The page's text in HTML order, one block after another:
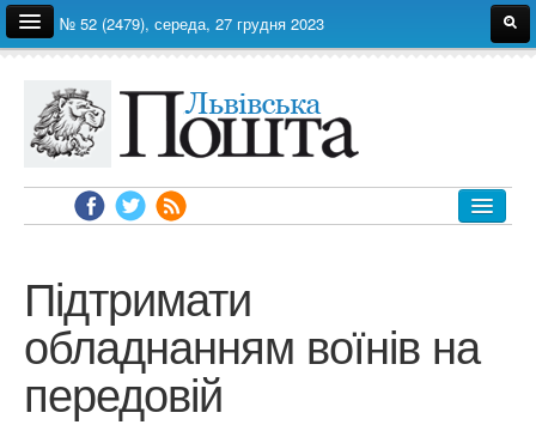
№ 52 (2479), середа, 27 грудня 2023
Реклама
Архів
УКРАЇНА
ЕКОНОМІКА
ПОЛІТИКА
СВІТ
Підтримати
обладнанням воїнів на
передовій